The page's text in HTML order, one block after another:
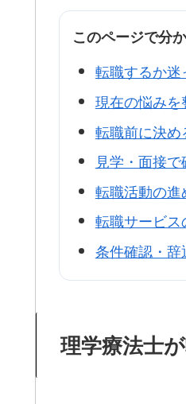
このページで分
転職するか
現在の悩みを
転職前に決
見学・面接
転職活動の進
転職サービス
条件確認・
理学療法士